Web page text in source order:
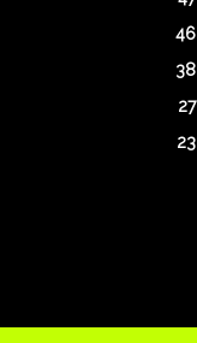
46
38
27
23